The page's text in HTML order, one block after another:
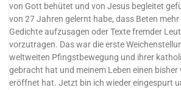
von Gott behütet und von Jesus begleitet
von 27 Jahren gelernt habe, dass Beten
Gedichte aufzusagen oder Texte fremder
vorzutragen. Das war die erste
weltweiten Pfingstbewegung und ihrer
gebracht hat und meinem Leben einen
eröffnet hat. Jetzt bin ich wieder eingespurt